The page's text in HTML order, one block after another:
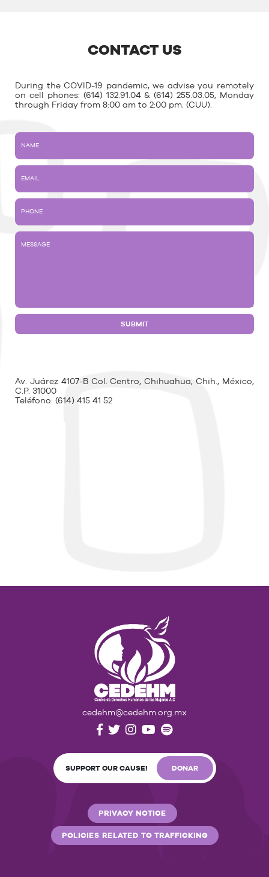
CONTACT US
During the COVID-19 pandemic, we advise you remotely
on cell phones: (614) 132.91.04 & (614) 255.03.05, Monday
through Friday from 8:00 am to 2:00 pm. (CUU).
Av. Juárez 4107-B Col. Centro, Chihuahua, Chih., México,
C.P. 31000
Teléfono: (614) 415 41 52
cedehm@cedehm.org.mx
SUPPORT OUR CAUSE! DONAR
PRIVACY NOTICE
POLICIES RELATED TO TRAFFICKING